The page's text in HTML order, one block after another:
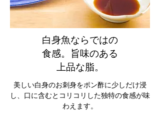
白身魚ならではの
食感。旨味のある
上品な脂。
美しい白身のお刺身をポン酢に少しだけ浸
し、口に含むとコリコリした独特の食感が味
わえます。